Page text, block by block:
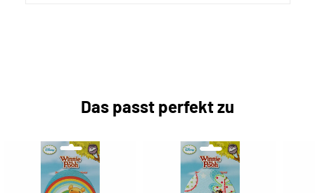
Das passt perfekt zu